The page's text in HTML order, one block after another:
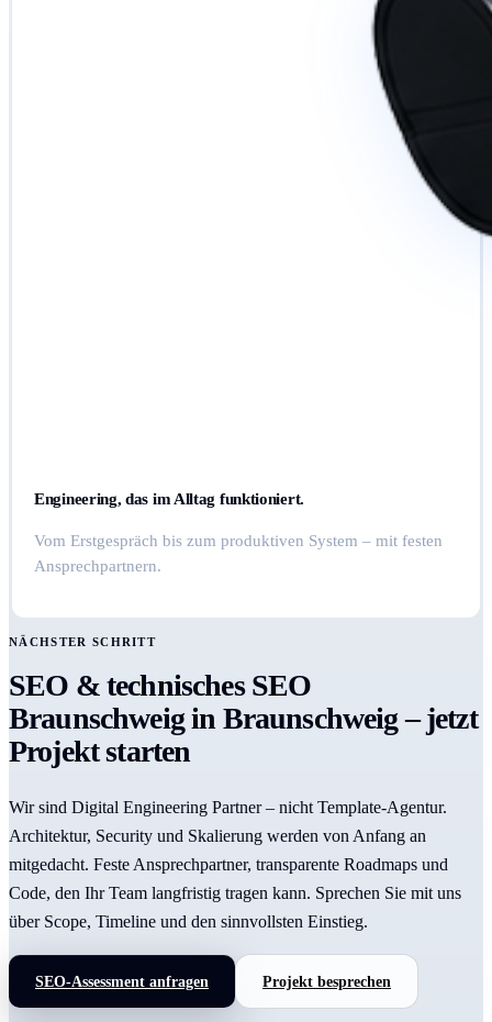
Engineering, das im Alltag funktioniert.
Vom Erstgespräch bis zum produktiven System – mit festen
Ansprechpartnern.
NÄCHSTER SCHRITT
SEO & technisches SEO
Braunschweig in Braunschweig – jetzt
Projekt starten
Wir sind Digital Engineering Partner – nicht Template-Agentur.
Architektur, Security und Skalierung werden von Anfang an
mitgedacht. Feste Ansprechpartner, transparente Roadmaps und
Code, den Ihr Team langfristig tragen kann. Sprechen Sie mit uns
über Scope, Timeline und den sinnvollsten Einstieg.
SEO-Assessment anfragen Projekt besprechen